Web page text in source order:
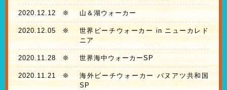
2020.12.12 ❊ 山＆湖ウォーカー
2020.12.05 ❊
世界ビーチウォーカー in ニューカレド
ニア
2020.11.28 ❊ 世界海中ウォーカーSP
2020.11.21 ❊
海外ビーチウォーカー バヌアツ共和国
SP